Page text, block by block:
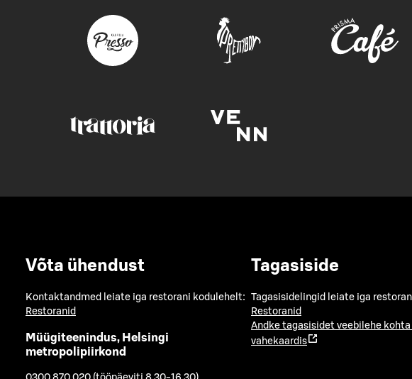
Võta ühendust
Kontaktandmed leiate iga restorani kodulehelt:
Restoranid
Müügiteenindus, Helsingi
metropolipiirkond
Tagasiside
Tagasisidelingid leiate iga
Restoranid
Andke tagasisidet veebilehe kohta
vahekaardis